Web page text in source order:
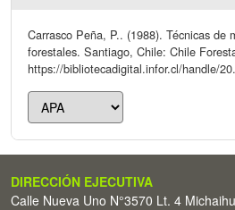
Carrasco Peña, P.. (1988). Técnicas de
forestales. Santiago, Chile: Chile
https://bibliotecadigital.infor.cl/handle/
DIRECCIÓN EJECUTIVA
Calle Nueva Uno N°3570 Lt. 4